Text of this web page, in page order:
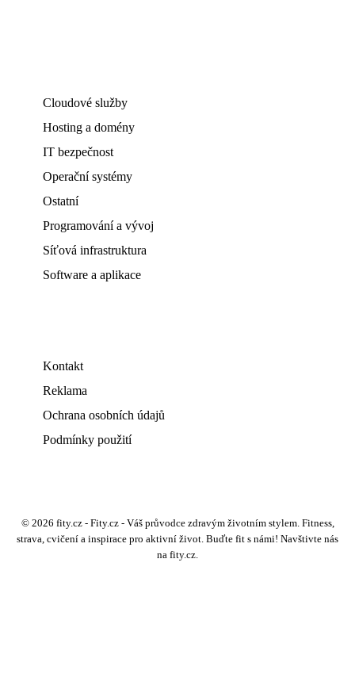
Cloudové služby
Hosting a domény
IT bezpečnost
Operační systémy
Ostatní
Programování a vývoj
Síťová infrastruktura
Software a aplikace
Kontakt
Reklama
Ochrana osobních údajů
Podmínky použití
© 2026 fity.cz - Fity.cz - Váš průvodce zdravým životním stylem. Fitness,
strava, cvičení a inspirace pro aktivní život. Buďte fit s námi! Navštivte nás
na fity.cz.